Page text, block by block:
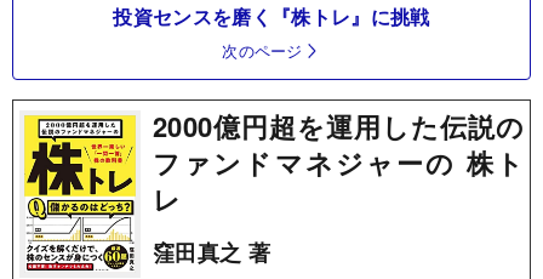
投資センスを磨く『株トレ』に挑戦
次のページ
2000億円超を運用した伝説の
ファンドマネジャーの 株ト
レ
窪田真之 著